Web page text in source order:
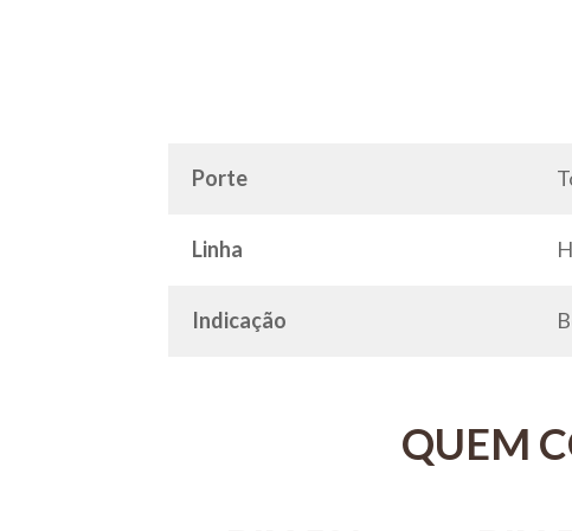
Porte
Linha
Indicação
QUEM